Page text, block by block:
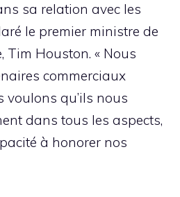
sa relation avec les
le premier ministre de
Tim Houston. « Nous
commerciaux
qu’ils nous
dans tous les aspects,
à honorer nos